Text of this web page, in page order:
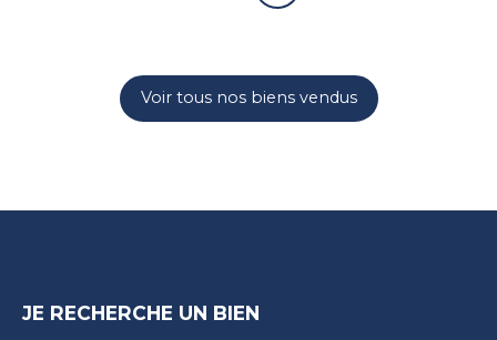
Voir tous nos biens vendus
JE RECHERCHE UN BIEN